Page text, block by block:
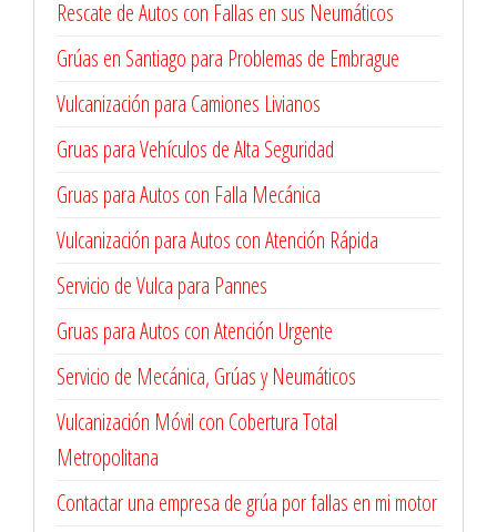
Rescate de Autos con Fallas en sus Neumáticos
Grúas en Santiago para Problemas de Embrague
Vulcanización para Camiones Livianos
Gruas para Vehículos de Alta Seguridad
Gruas para Autos con Falla Mecánica
Vulcanización para Autos con Atención Rápida
Servicio de Vulca para Pannes
Gruas para Autos con Atención Urgente
Servicio de Mecánica, Grúas y Neumáticos
Vulcanización Móvil con Cobertura Total
Metropolitana
Contactar una empresa de grúa por fallas en mi motor